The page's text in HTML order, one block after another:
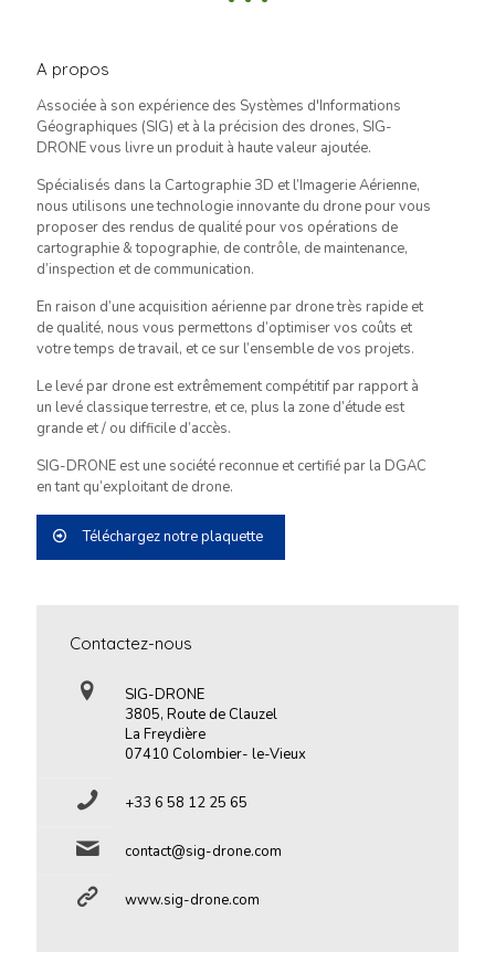
A propos
Associée à son expérience des Systèmes d'Informations
Géographiques (SIG) et à la précision des drones, SIG-
DRONE vous livre un produit à haute valeur ajoutée.
Spécialisés dans la Cartographie 3D et l’Imagerie Aérienne,
nous utilisons une technologie innovante du drone pour vous
proposer des rendus de qualité pour vos opérations de
cartographie & topographie, de contrôle, de maintenance,
d’inspection et de communication.
En raison d’une acquisition aérienne par drone très rapide et
de qualité, nous vous permettons d’optimiser vos coûts et
votre temps de travail, et ce sur l’ensemble de vos projets.
Le levé par drone est extrêmement compétitif par rapport à
un levé classique terrestre, et ce, plus la zone d’étude est
grande et / ou difficile d’accès.
SIG-DRONE est une société reconnue et certifié par la DGAC
en tant qu’exploitant de drone.
Téléchargez notre plaquette
Contactez-nous
SIG-DRONE
3805, Route de Clauzel
La Freydière
07410 Colombier- le-Vieux
+33 6 58 12 25 65
contact@sig-drone.com
www.sig-drone.com